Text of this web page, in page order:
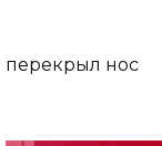
перекрыл нос